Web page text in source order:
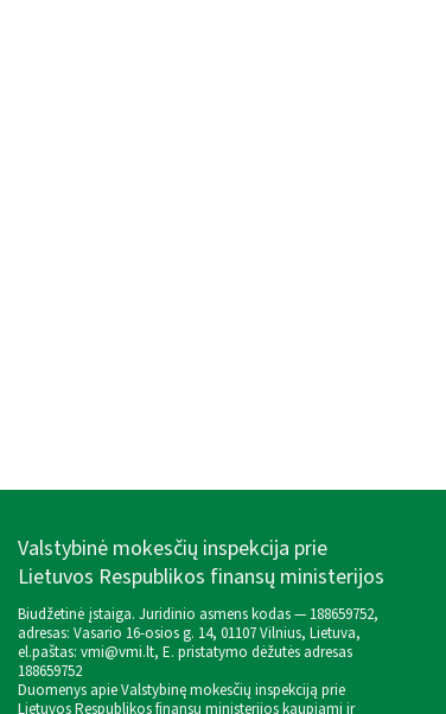
Valstybinė mokesčių inspekcija prie
Lietuvos Respublikos finansų ministerijos
Biudžetinė įstaiga. Juridinio asmens kodas — 188659752,
adresas: Vasario 16-osios g. 14, 01107 Vilnius, Lietuva,
el.paštas: vmi@vmi.lt, E. pristatymo dėžutės adresas
188659752
Duomenys apie Valstybinę mokesčių inspekciją prie
Lietuvos Respublikos finansų ministerijos kaupiami ir